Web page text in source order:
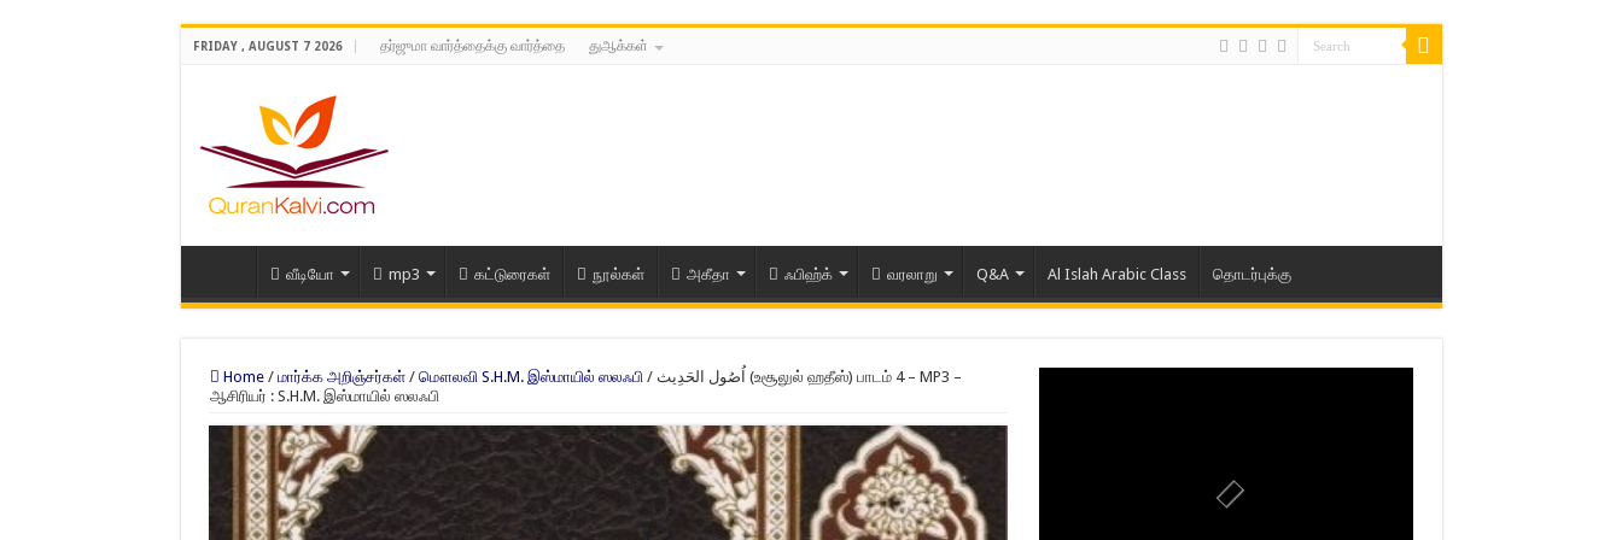
FRIDAY , AUGUST 7 2026 தர்ஜுமா வார்த்தைக்கு வார்த்தை துஆக்கள்
வீடியோ mp3 கட்டுரைகள் நூல்கள் அகீதா ஃபிஹ்க் வரலாறு Q&A Al Islah Arabic Class தொடர்புக்கு
Home / மார்க்க அறிஞ்சர்கள் / மௌலவி S.H.M. இஸ்மாயில் ஸலஃபி / اُصُول الحَدِيث (உசூலுல் ஹதீஸ்) பாடம் 4 – MP3 –
ஆசிரியர் : S.H.M. இஸ்மாயில் ஸலஃபி